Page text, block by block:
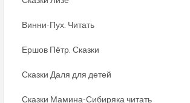
Винни-Пух. Читать
Ершов Пётр. Сказки
Сказки Даля для детей
Сказки Мамина-Сибиряка читать